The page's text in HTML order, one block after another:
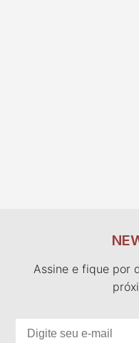
Assine e fique por